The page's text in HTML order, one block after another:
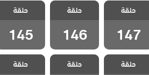
السلام الحلقة
147
حلقة
147
السلام الحلقة
146
حلقة
146
السلام الحلقة
145
حلقة
145
مسلسل شارع
السلام الحلقة
حلقة
مسلسل شارع
السلام الحلقة
حلقة
مسلسل شارع
السلام الحلقة
حلقة